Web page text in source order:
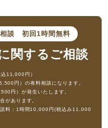
相談 初回1時間無料
関するご相談
11,000円）
円）の有料相談になります。
円）が発生いたします。
があります。
料：1時間10,000円(税込み11,000